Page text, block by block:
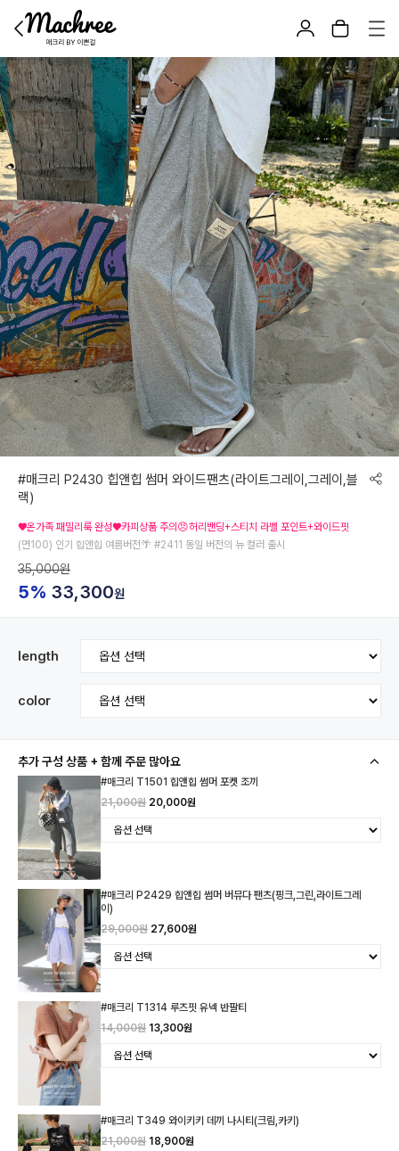
#매크리 P2430 힙앤힙 썸머 와이드팬츠(라이트그레이,그레이,블
랙)
♥온가족 패밀리룩 완성♥카피상품 주의😠허리밴딩+스티치 라벨 포인트+와이드핏
(면100) 인기 힙앤힙 여름버전🌴 #2411 동일 버전의 뉴 컬러 출시
35,000원
5% 33,300원
length
color
추가 구성 상품 + 함께 주문 많아요
#매크리 T1501 힙앤힙 썸머 포켓 조끼
21,000원 20,000원
#매크리 P2429 힙앤힙 썸머 버뮤다 팬츠(핑크,그린,라이트그레
이)
29,000원 27,600원
#매크리 T1314 루즈핏 유넥 반팔티
14,000원 13,300원
#매크리 T349 와이키키 데끼 나시티(크림,카키)
21,000원 18,900원